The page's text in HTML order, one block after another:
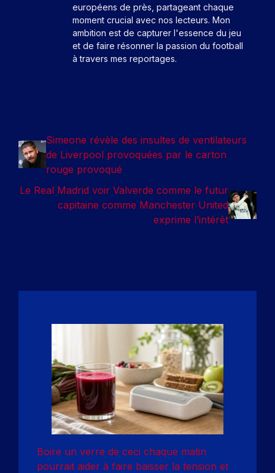
européens de près, partageant chaque
moment crucial avec nos lecteurs. Mon
ambition est de capturer l'essence du jeu
et de faire résonner la passion du football
à travers mes reportages.
Simeone révèle des insultes de ventilateurs
de Liverpool provoquées par le carton
rouge provoqué
Le Real Madrid voir Valverde comme le futur
capitaine comme Manchester United
exprime l’intérêt
Boire un verre de ceci chaque matin
pourrait aider à faire baisser la tension et